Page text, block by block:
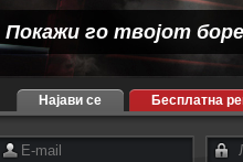
Покажи го твојот
Најави се Бесплатна